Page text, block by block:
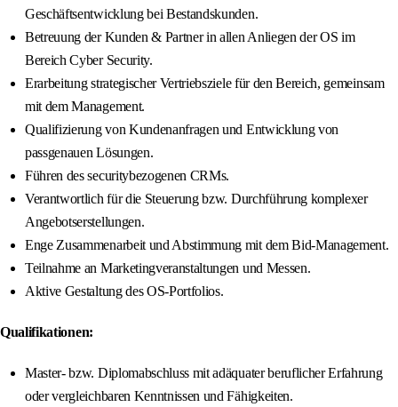
Geschäftsentwicklung bei Bestandskunden.
Betreuung der Kunden & Partner in allen Anliegen der OS im
Bereich Cyber Security.
Erarbeitung strategischer Vertriebsziele für den Bereich, gemeinsam
mit dem Management.
Qualifizierung von Kundenanfragen und Entwicklung von
passgenauen Lösungen.
Führen des securitybezogenen CRMs.
Verantwortlich für die Steuerung bzw. Durchführung komplexer
Angebotserstellungen.
Enge Zusammenarbeit und Abstimmung mit dem Bid-Management.
Teilnahme an Marketingveranstaltungen und Messen.
Aktive Gestaltung des OS-Portfolios.
Qualifikationen:
Master- bzw. Diplomabschluss mit adäquater beruflicher Erfahrung
oder vergleichbaren Kenntnissen und Fähigkeiten.